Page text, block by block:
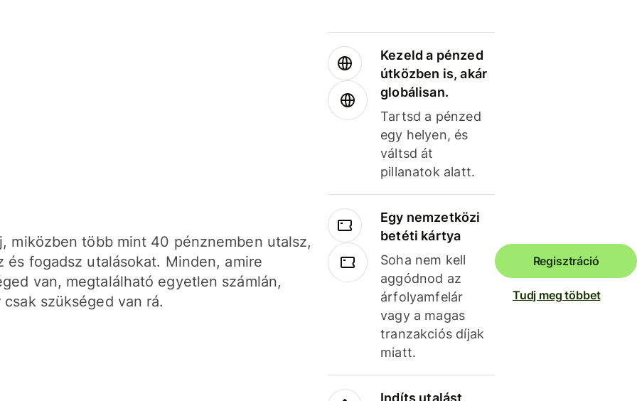
miközben több mint 40 pénznemben utalsz,
és fogadsz utalásokat. Minden, amire
van, megtalálható egyetlen számlán,
csak szükséged van rá.
Kezeld a pénzed
útközben is, akár
globálisan.
Tartsd a pénzed
egy helyen, és
váltsd át
pillanatok alatt.
Egy nemzetközi
betéti kártya
Soha nem kell
aggódnod az
árfolyamfelár
vagy a magas
tranzakciós díjak
miatt.
Indíts utalást
Regisztráció
Tudj meg többet